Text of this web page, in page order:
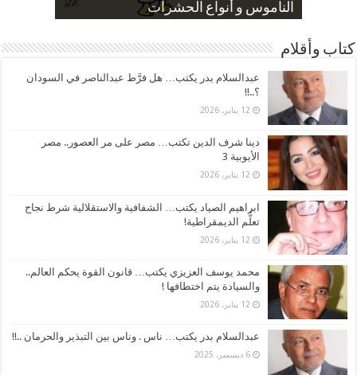
الناموس و أنواع الحشرات
الموظفين بعد ارتفاع الأسعار
ارتفاع نسبة الطلاق في مصر
صورة كاركاتيرية
صورة كاركاتيرية
كتاب وأقلام
عبدالسلام بدر يكتب… هل فرَّط عبدالناصر في السودان
؟..!!
12 يناير، 2026
دينا شرف الدين تكتب… مصر على مر العصور.. مصر
الأيوبية 3
12 يناير، 2026
ابراهيم الصياد يكتب… الشفافية والاستقلالية شرط نجاح
تعلُّم الديمقراطية!
12 يناير، 2026
محمد يوسف العزيزي يكتب… قانون القوة يحكم العالم..
والسيادة يتم اختطافها !
12 يناير، 2026
عبدالسلام بدر يكتب… ناس . وناس بين التبذير والحرمان ..!!
6 ديسمبر، 2025